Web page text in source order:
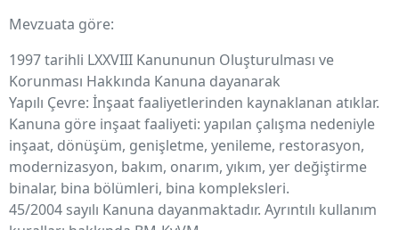
Mevzuata göre:
1997 tarihli LXXVIII Kanununun Oluşturulması ve
Korunması Hakkında Kanuna dayanarak
Yapılı Çevre: İnşaat faaliyetlerinden kaynaklanan atıklar.
Kanuna göre inşaat faaliyeti: yapılan çalışma nedeniyle
inşaat, dönüşüm, genişletme, yenileme, restorasyon,
modernizasyon, bakım, onarım, yıkım, yer değiştirme
binalar, bina bölümleri, bina kompleksleri.
45/2004 sayılı Kanuna dayanmaktadır. Ayrıntılı kullanım